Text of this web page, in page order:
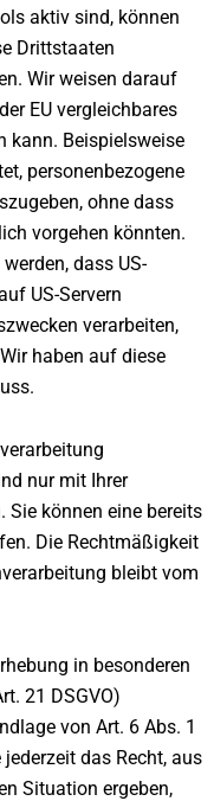
aktiv sind, können
Drittstaaten
Wir weisen darauf
EU vergleichbares
kann. Beispielsweise
personenbezogene
ohne dass
vorgehen könnten.
dass US-
US-Servern
verarbeiten,
haben auf diese
nur mit Ihrer
können eine bereits
Die Rechtmäßigkeit
bleibt vom
in besonderen
21 DSGVO)
von Art. 6 Abs. 1
das Recht, aus
Situation ergeben,